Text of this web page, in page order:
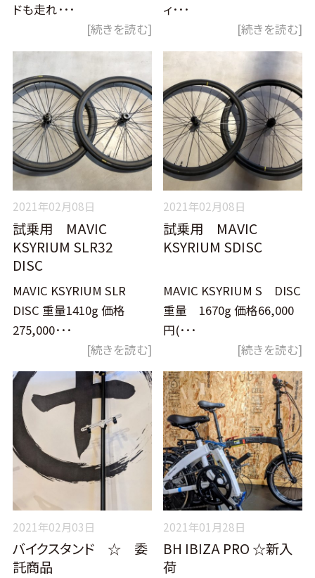
ドも走れ･･･
[続きを読む]
ィ･･･
[続きを読む]
2021年02月08日
試乗用 MAVIC
KSYRIUM SLR32
DISC
MAVIC KSYRIUM SLR
DISC 重量1410g 価格
275,000･･･
[続きを読む]
2021年02月08日
試乗用 MAVIC
KSYRIUM SDISC
MAVIC KSYRIUM S DISC
重量 1670g 価格66,000
円(･･･
[続きを読む]
2021年02月03日
バイクスタンド ☆ 委
託商品
2021年01月28日
BH IBIZA PRO ☆新入
荷